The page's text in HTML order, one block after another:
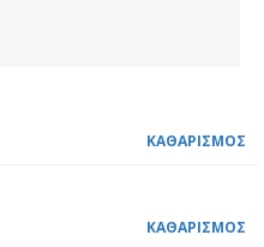
ΚΑΘΑΡΙΣΜΟΣ
ΚΑΘΑΡΙΣΜΟΣ